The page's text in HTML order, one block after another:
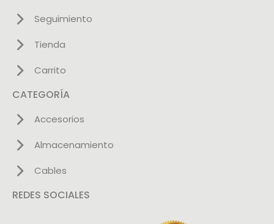
Seguimiento
Tienda
Carrito
CATEGORÍA
Accesorios
Almacenamiento
Cables
REDES SOCIALES